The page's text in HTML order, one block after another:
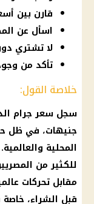
قارن بين
اسأل عن
لا تشتري
تأكد من
خلاصة القول:
جنيهات، في ظل
المحلية
للكثير من
مقابل تحركات
قبل الشراء،